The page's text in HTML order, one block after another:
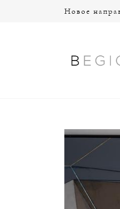
Новое